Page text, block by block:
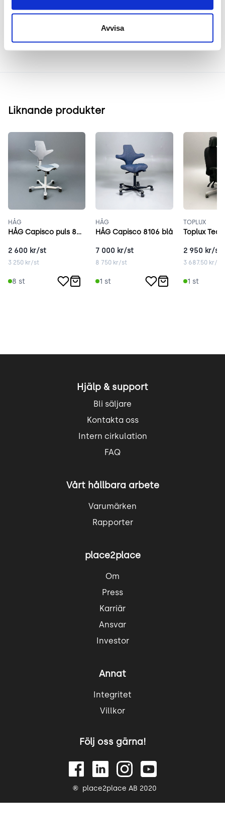
Avvisa
Inspiration & vanliga frågar
Liknande produkter
HÅG
HÅG Capisco puls 8010 grå
2 600 kr/st
3 250 kr/st
8 st
HÅG
HÅG Capisco 8106 blå
7 000 kr/st
8 750 kr/st
1 st
TOPLUX
Toplux
2 950 kr/st
3 687.50kr/st
1 st
Hjälp & support
Bli säljare
Kontakta oss
Intern cirkulation
FAQ
Vårt hållbara arbete
Varumärken
Rapporter
place2place
Om
Press
Karriär
Ansvar
Investor
Annat
Integritet
Villkor
Följ oss gärna!
place2place AB 2020